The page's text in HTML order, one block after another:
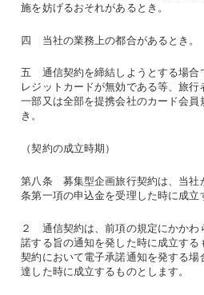
施を妨げるおそれがあるとき。
四 当社の業務上の都合があるとき。
五 通信契約を締結しようとする場合
レジットカードが無効である等、旅
一部又は全部を提携会社のカード会員
き。
（契約の成立時期）
第八条 募集型企画旅行契約は、当社
条第一項の申込金を受理した時に成立
２ 通信契約は、前項の規定にかかわ
諾する旨の通知を発した時に成立す
契約において電子承諾通知を発する
達した時に成立するものとします。